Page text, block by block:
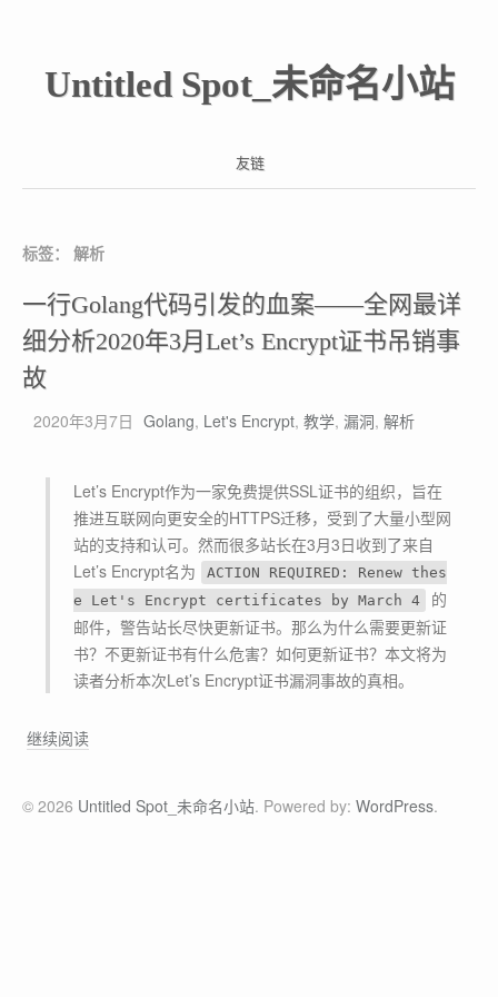
Untitled Spot_未命名小站
友链
标签： 解析
一行Golang代码引发的血案——全网最详
细分析2020年3月Let’s Encrypt证书吊销事
故
2020年3月7日 Golang, Let's Encrypt, 教学, 漏洞, 解析
Let’s Encrypt作为一家免费提供SSL证书的组织，旨在
推进互联网向更安全的HTTPS迁移，受到了大量小型网
站的支持和认可。然而很多站长在3月3日收到了来自
Let’s Encrypt名为
ACTION REQUIRED: Renew thes
e Let's Encrypt certificates by March 4
的
邮件，警告站长尽快更新证书。那么为什么需要更新证
书？不更新证书有什么危害？如何更新证书？本文将为
读者分析本次Let’s Encrypt证书漏洞事故的真相。
继续阅读一
o
© 2026 Untitled Spot_未命名小站. Powered by: WordPress.